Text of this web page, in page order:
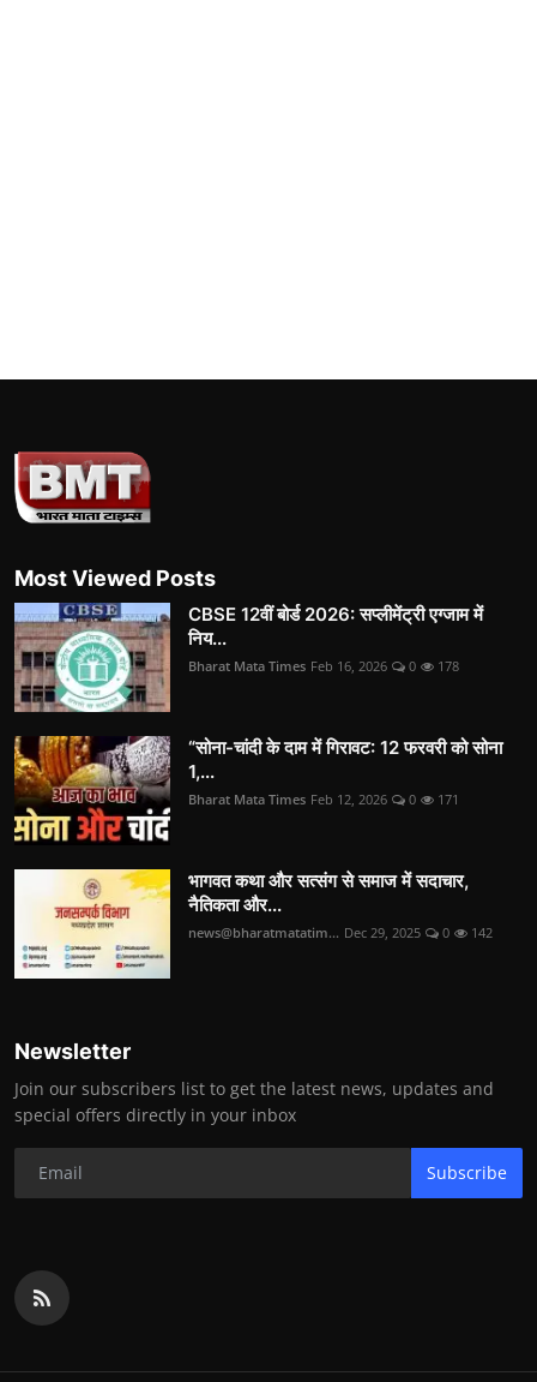
Most Viewed Posts
CBSE 12वीं बोर्ड 2026: सप्लीमेंट्री एग्जाम में
निय...
Bharat Mata Times Feb 16, 2026 0 178
“सोना-चांदी के दाम में गिरावट: 12 फरवरी को सोना
1,...
Bharat Mata Times Feb 12, 2026 0 171
भागवत कथा और सत्संग से समाज में सदाचार,
नैतिकता और...
news@bharatmatatim... Dec 29, 2025 0 142
Newsletter
Join our subscribers list to get the latest news, updates and
special offers directly in your inbox
Subscribe